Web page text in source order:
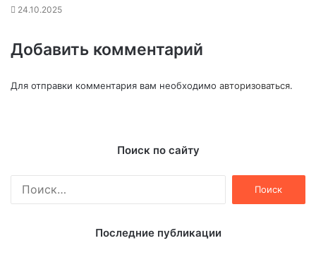
24.10.2025
Добавить комментарий
Для отправки комментария вам необходимо авторизоваться.
Поиск по сайту
Последние публикации